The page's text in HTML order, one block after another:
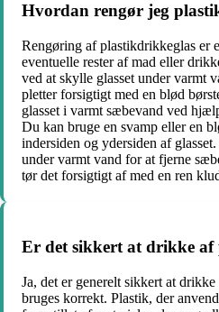
Hvordan rengør jeg
Rengøring af plastikdrikkeglas er
eventuelle rester af mad eller
ved at skylle glasset under varmt
pletter forsigtigt med en blød
glasset i varmt sæbevand ved
Du kan bruge en svamp eller en
indersiden og ydersiden af
under varmt vand for at fjerne
tør det forsigtigt af med en ren
Er det sikkert at drikke af
Ja, det er generelt sikkert at
bruges korrekt. Plastik, der